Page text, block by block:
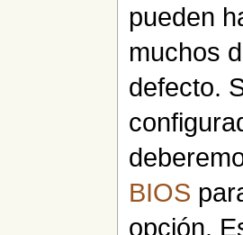
pueden
muchos
defecto.
BIOS
opción.